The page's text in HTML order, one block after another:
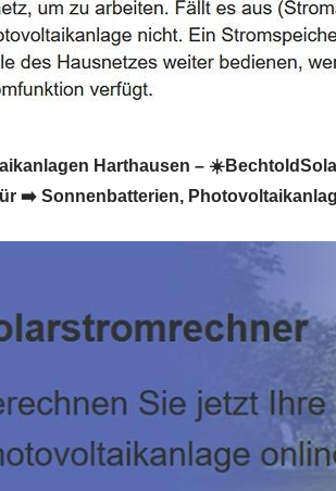
Harthausen –
➡️ Sonnenbatterien,